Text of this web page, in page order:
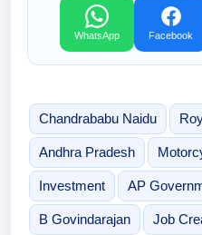
WhatsApp Facebook
Chandrababu Naidu
Andhra Pradesh
Investment AP
B Govindarajan Job